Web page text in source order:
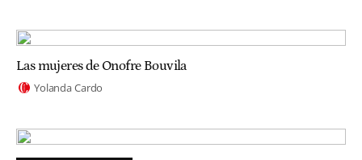
Las mujeres de Onofre Bouvila
Yolanda Cardo